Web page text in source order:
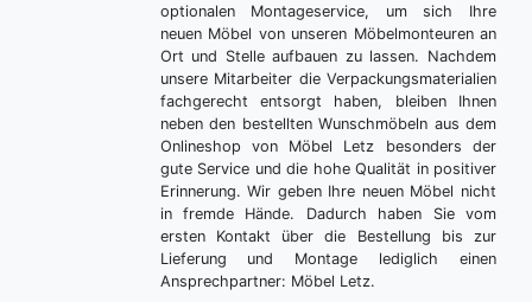
optionalen Montageservice, um sich Ihre
neuen Möbel von unseren Möbelmonteuren an
Ort und Stelle aufbauen zu lassen. Nachdem
unsere Mitarbeiter die Verpackungsmaterialien
fachgerecht entsorgt haben, bleiben Ihnen
neben den bestellten Wunschmöbeln aus dem
Onlineshop von Möbel Letz besonders der
gute Service und die hohe Qualität in positiver
Erinnerung. Wir geben Ihre neuen Möbel nicht
in fremde Hände. Dadurch haben Sie vom
ersten Kontakt über die Bestellung bis zur
Lieferung und Montage lediglich einen
Ansprechpartner: Möbel Letz.